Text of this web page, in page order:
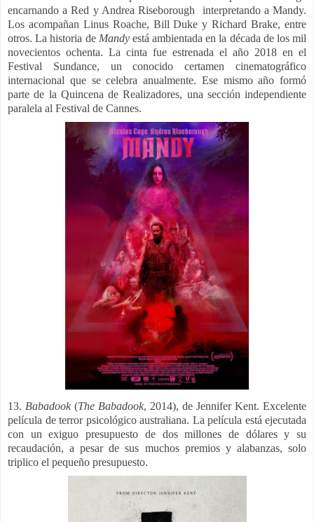
encarnando a Red y Andrea Riseborough interpretando a Mandy.
Los acompañan Linus Roache, Bill Duke y Richard Brake, entre
otros.La historia de Mandyestá ambientada en la década de los mil
novecientos ochenta. La cinta fue estrenada el año 2018 en el
Festival Sundance, un conocido certamen cinematográfico
internacional que se celebra anualmente. Ese mismo año formó
parte de la Quincena de Realizadores, una sección independiente
paralela al Festival de Cannes.
13. Babadook (The Babadook, 2014), de Jennifer Kent. Excelente
película de terror psicológico australiana. La película está ejecutada
con un exiguo presupuesto de dos millones de dólares y su
recaudación, a pesar de sus muchos premios y alabanzas, solo
triplico el pequeño presupuesto.